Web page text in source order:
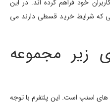
خود فراهم کرده اند. در این
که شرایط خرید قسطی دارند می
زیر مجموعه
اسنپ است. این پلتفرم با توجه